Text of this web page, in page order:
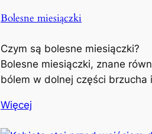
Bolesne miesiączki
Czym są bolesne miesiączki?
Bolesne miesiączki, znane
bólem w dolnej części
Więcej